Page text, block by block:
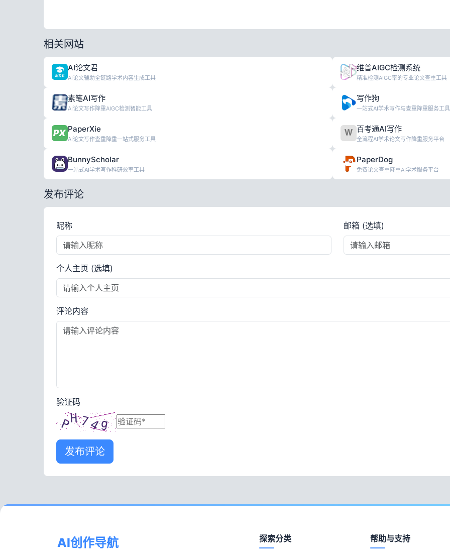
相关网站
AI论文君
AI论文辅助全链路学术内容生成工具
维普AIGC检测系统
精准检测AIGC率的专业论文查重工具
素笔AI写作
AI论文写作降重AIGC检测智能工具
写作狗
一站式AI学术写作与查重降重服务工具
PaperXie
AI论文写作查重降重一站式服务工具
百考通AI写作
全流程AI学术论文写作降重服务平台
BunnyScholar
一站式AI学术写作科研效率工具
PaperDog
免费论文查重降重AI学术服务平台
发布评论
昵称 邮箱 (选填)
个人主页 (选填)
评论内容
验证码
发布评论
AI创作导航 探索分类 帮助与支持